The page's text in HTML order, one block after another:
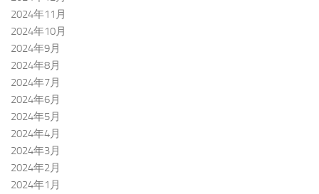
2024年11月
2024年10月
2024年9月
2024年8月
2024年7月
2024年6月
2024年5月
2024年4月
2024年3月
2024年2月
2024年1月